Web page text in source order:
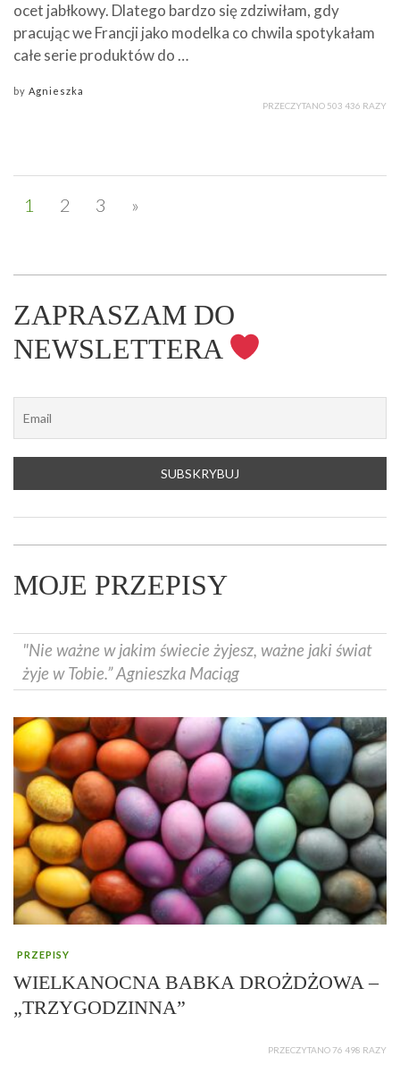
ocet jabłkowy. Dlatego bardzo się zdziwiłam, gdy
pracując we Francji jako modelka co chwila spotykałam
całe serie produktów do …
by Agnieszka
PRZECZYTANO 503 436 RAZY
1 2 3 »
ZAPRASZAM DO
NEWSLETTERA
MOJE PRZEPISY
"Nie ważne w jakim świecie żyjesz, ważne jaki świat
żyje w Tobie.” Agnieszka Maciąg
PRZEPISY
WIELKANOCNA BABKA DROŻDŻOWA –
„TRZYGODZINNA”
PRZECZYTANO 76 498 RAZY